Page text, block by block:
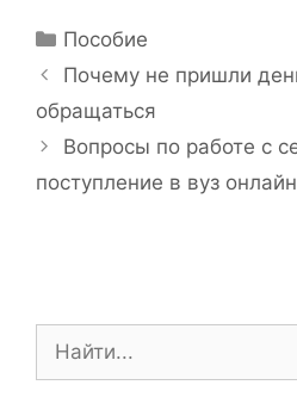
Р
у
р
и
к
Пособие
Н
а
г
Почему не пришли
обращаться
Вопросы по работе с
поступление в вуз онлайн